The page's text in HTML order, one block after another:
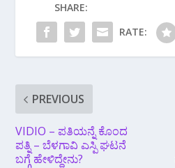
SHARE:
RATE:
PREVIOUS
VIDIO – ಪತಿಯನ್ನೆ ಕೊಂದ
ಪತ್ನಿ – ಬೆಳಗಾವಿ ಎಸ್ಪಿ ಘಟನೆ
ಬಗ್ಗೆ ಹೇಳಿದ್ದೇನು?